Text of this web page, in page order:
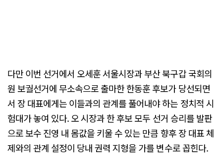
다만 이번 선거에서 오세훈 서울시장과 부산 북구갑 국회의
원 보궐선거에 무소속으로 출마한 한동훈 후보가 당선되면
서 장 대표에게는 이들과의 관계를 풀어내야 하는 정치적 시
험대가 놓여 있다. 오 시장과 한 후보 모두 선거 승리를 발판
으로 보수 진영 내 몸값을 키울 수 있는 만큼 향후 장 대표 체
제와의 관계 설정이 당내 권력 지형을 가를 변수로 꼽힌다.